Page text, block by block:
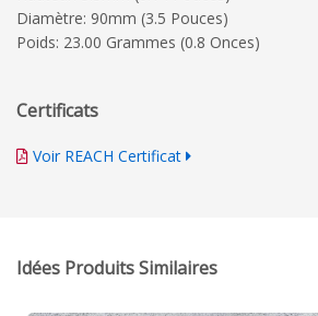
Diamètre: 90mm (3.5 Pouces)
Poids: 23.00 Grammes (0.8 Onces)
Certificats
Voir REACH Certificat
Idées Produits Similaires